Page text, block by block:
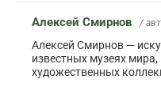
Алексей Смирнов /
Алексей Смирнов —
известных музеях мира,
художественных